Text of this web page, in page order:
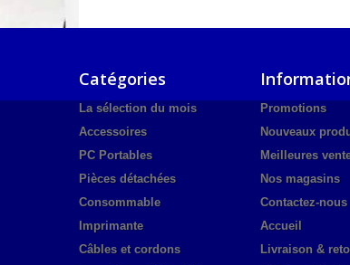
Catégories
La sélection du mois
Accessoires
PC Portables
Pièces détachées
Consommable
Imprimante
Câbles et cordons
Promotions
Nouveaux
Meilleures
Nos magasins
Contactez-nous
Accueil
Livraison &